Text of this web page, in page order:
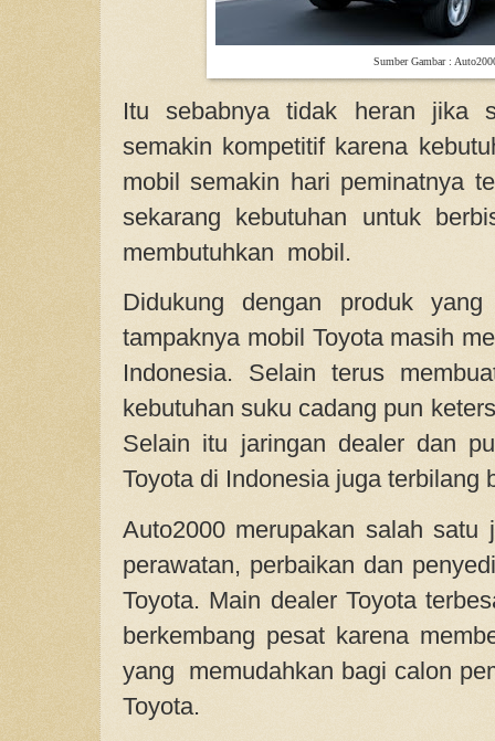
Sumber Gambar :
Itu sebabnya tidak heran jika
semakin kompetitif karena
mobil semakin hari peminatnya
sekarang kebutuhan untuk
membutuhkan mobil.
Didukung dengan produk
tampaknya mobil Toyota masih
Indonesia. Selain terus
kebutuhan suku cadang pun
Selain itu jaringan dealer dan
Toyota di Indonesia juga terbilang
Auto2000 merupakan salah satu
perawatan, perbaikan dan
Toyota. Main dealer Toyota
berkembang pesat karena
yang memudahkan bagi calon
Toyota.